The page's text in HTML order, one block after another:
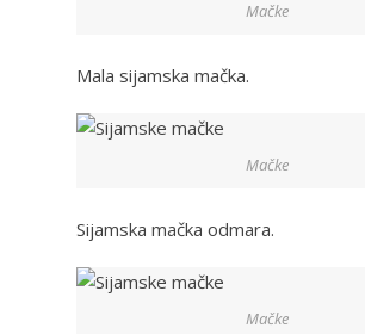
Mačke
Mala sijamska mačka.
Mačke
Sijamska mačka odmara.
Mačke